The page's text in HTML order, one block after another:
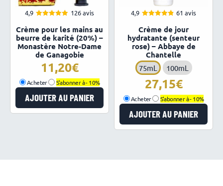
4,9
sur 5
126 avis
Crème pour les mains au
beurre de karité (20%) –
Monastère Notre-Dame
de Ganagobie
11,20
Acheter S'abonner à -10%
AJOUTER AU PANIER
4,9
sur 5
61 avis
Crème de jour
hydratante (senteur
rose) – Abbaye de
Chantelle
75mL 100mL
27,15
Acheter S'abonner à -10%
AJOUTER AU PANIER